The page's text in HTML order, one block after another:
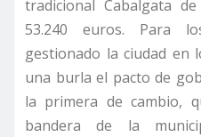
tradicional Cabalgata
53.240 euros. Para
gestionado la ciudad en
una burla el pacto de
la primera de cambio,
bandera de la